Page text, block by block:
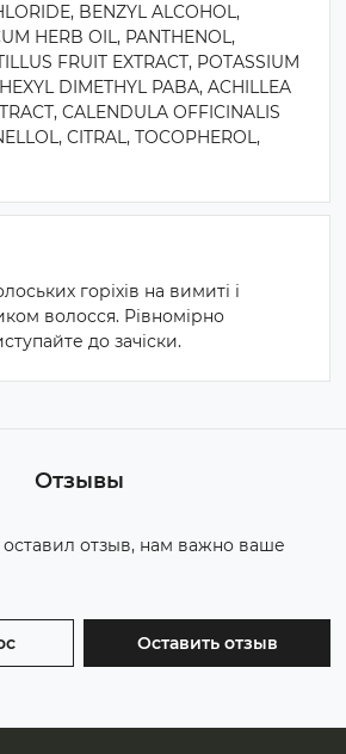
BENZYL ALCOHOL,
HERB OIL, PANTHENOL,
FRUIT EXTRACT, POTASSIUM
DIMETHYL PABA, ACHILLEA
CALENDULA OFFICINALIS
CITRAL, TOCOPHEROL,
горіхів на вимиті і
волосся. Рівномірно
до зачіски.
Отзывы
отзыв, нам важно ваше
Оставить отзыв